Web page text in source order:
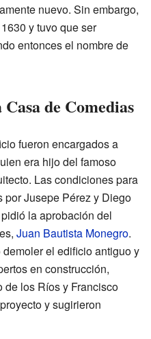
nuevo. Sin embargo,
y tuvo que ser
entonces el nombre de
de Comedias
fueron encargados a
era hijo del famoso
Las condiciones para
por Jusepe Pérez y Diego
la aprobación del
Juan Bautista Monegro.
el edificio antiguo y
en construcción,
de los Ríos y Francisco
y sugirieron